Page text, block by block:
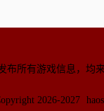
布所有游戏信息，均
2026-2027